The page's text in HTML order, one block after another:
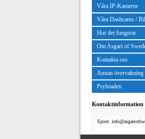
Våra IP-Kameror
Våra Dashcams /
Hur det fungerar
Om Asgari of
Kontakta oss
Annan övervakning
Prylstaden
Kontaktinformation
Epost: